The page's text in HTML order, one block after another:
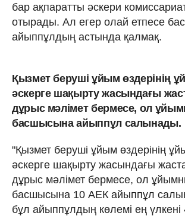
бар ақпаратты әскери
отырады. Ал егер олай етпесе
айыппұлдың астында қалмақ.
Қызмет беруші ұйым өздерінің
әскерге шақырту жасындағы
дұрыс мәлімет бермесе, ол
басшысына айыппұл салынады.
"Қызмет беруші ұйым өздерінің
әскерге шақырту жасындағы
дұрыс мәлімет бермесе, ол
басшысына 10 АЕК айыппұл
бұл айыппұлдың көлемі ең